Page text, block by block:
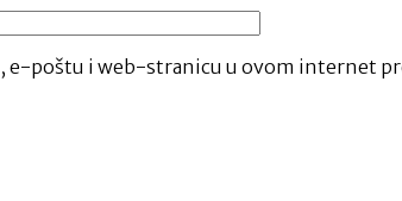
e-poštu i web-stranicu u ovom internet